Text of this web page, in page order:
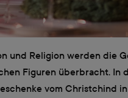
und Religion werden die
Figuren überbracht. In
vom Christchind